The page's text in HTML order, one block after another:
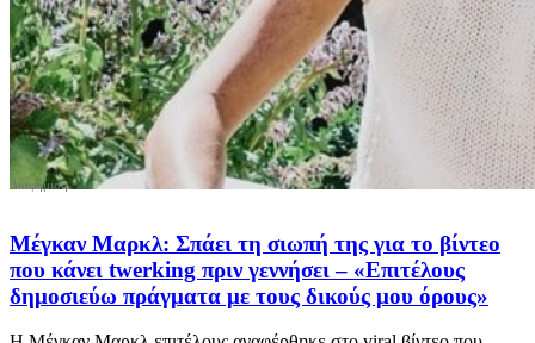
Μέγκαν Μαρκλ: Σπάει τη σιωπή της για το βίντεο
που κάνει twerking πριν γεννήσει – «Επιτέλους
δημοσιεύω πράγματα με τους δικούς μου όρους»